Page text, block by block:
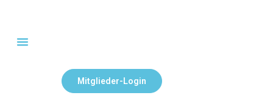
Mitglieder-Login